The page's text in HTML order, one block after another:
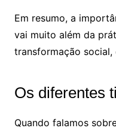
Em resumo, a
vai muito além da
transformação
Os diferentes
Quando falamos